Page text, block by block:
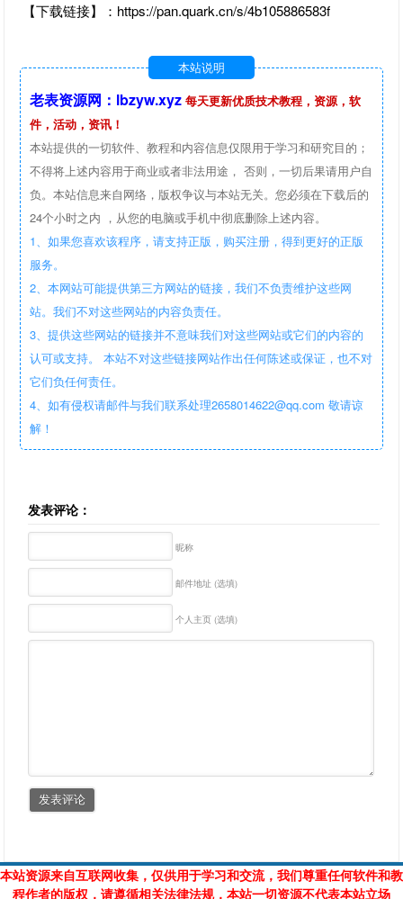
【下载链接】：https://pan.quark.cn/s/4b105886583f
本站说明
老表资源网：lbzyw.xyz 每天更新优质技术教程，资源，软
件，活动，资讯！
本站提供的一切软件、教程和内容信息仅限用于学习和研究目的；
不得将上述内容用于商业或者非法用途， 否则，一切后果请用户自
负。本站信息来自网络，版权争议与本站无关。您必须在下载后的
24个小时之内 ，从您的电脑或手机中彻底删除上述内容。
1、如果您喜欢该程序，请支持正版，购买注册，得到更好的正版
服务。
2、本网站可能提供第三方网站的链接，我们不负责维护这些网
站。我们不对这些网站的内容负责任。
3、提供这些网站的链接并不意味我们对这些网站或它们的内容的
认可或支持。 本站不对这些链接网站作出任何陈述或保证，也不对
它们负任何责任。
4、如有侵权请邮件与我们联系处理2658014622@qq.com 敬请谅
解！
发表评论：
昵称
邮件地址 (选填)
个人主页 (选填)
本站资源来自互联网收集，仅供用于学习和交流，我们尊重任何软件和教
程作者的版权，请遵循相关法律法规，本站一切资源不代表本站立场